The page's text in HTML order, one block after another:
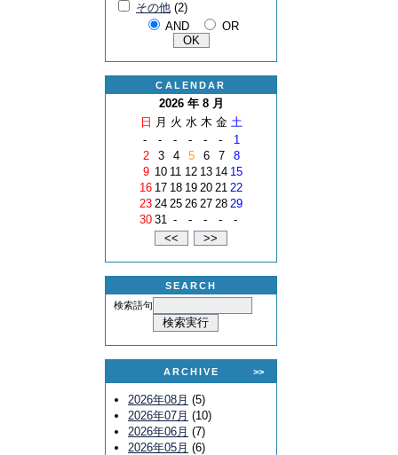
その他 (2)
AND
OR
CALENDAR
2026 年 8 月
日 月 火 水 木 金 土
-
- - - - -
1
2
3 4 5 6 7
8
9 10 11 12 13 14 15
16 17 18 19 20 21 22
23 24 25 26 27 28 29
30 31 - - - - -
SEARCH
検索語句
ARCHIVE >>
2026年08月 (5)
2026年07月 (10)
2026年06月 (7)
2026年05月 (6)